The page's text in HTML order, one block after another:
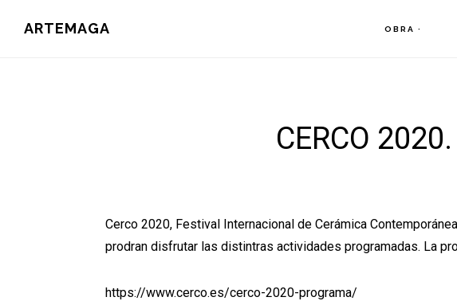
ARTEMAGA OBRA ·
CERCO
Cerco 2020, Festival Internacional de Cerámica
prodran disfrutar las distintras actividades programadas. La
https://www.cerco.es/cerco-2020-programa/